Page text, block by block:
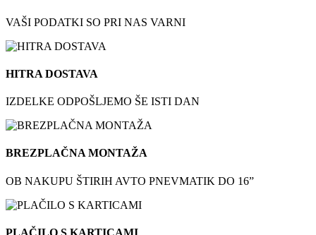
VAŠI PODATKI SO PRI NAS VARNI
HITRA DOSTAVA
IZDELKE ODPOŠLJEMO ŠE ISTI DAN
BREZPLAČNA MONTAŽA
OB NAKUPU ŠTIRIH AVTO PNEVMATIK DO 16”
PLAČILO S KARTICAMI